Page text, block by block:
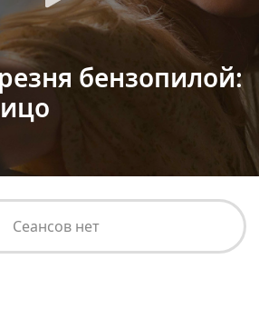
бензопилой:
Сеансов нет